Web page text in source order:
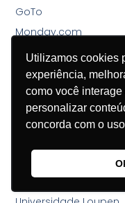
Utilizamos cookies
experiência,
como você
personalizar
concorda com o
Início
Quem somos
Conteúdos
Professional Services
Parceiros
GoTo
Monday.com